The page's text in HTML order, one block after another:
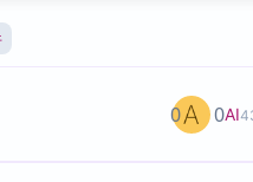
AI
0 0